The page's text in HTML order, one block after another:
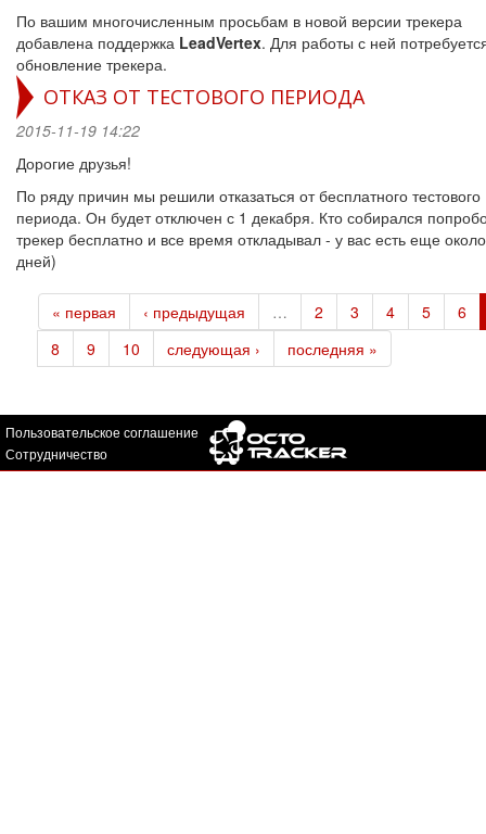
По вашим многочисленным просьбам в новой версии трекера
добавлена поддержка LeadVertex. Для работы с ней
обновление трекера.
ОТКАЗ ОТ ТЕСТОВОГО ПЕРИОДА
2015-11-19 14:22
Дорогие друзья!
По ряду причин мы решили отказаться от бесплатного тестового
периода. Он будет отключен с 1 декабря. Кто собирался
трекер бесплатно и все время откладывал - у вас есть еще
дней)
« первая ‹ предыдущая … 2 3 4 5
6
8
9 10 следующая › последняя »
Пользовательское соглашение
Сотрудничество